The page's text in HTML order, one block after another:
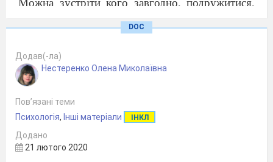
Можна зустріти кого завгодно, подружитися,
закохатися, вийти заміж, народити дитину і...
розлучитися. От і уявіть собі на хвилиночку, як
жити й почуватися при розлученні власних
батьків...
Інструкція.
Заплющіть очі. Покладіть долоні на груди, в
область сонячного сплетіння. Подумайте...
Уявіть... Відчуйте, що через вас батьки більше
не разом. (Пауза
DOC
Додав(-ла)
Нестеренко Олена Миколаївна
Пов’язані теми
Психологія, Інші матеріали ІНКЛ
Додано
21 лютого 2020